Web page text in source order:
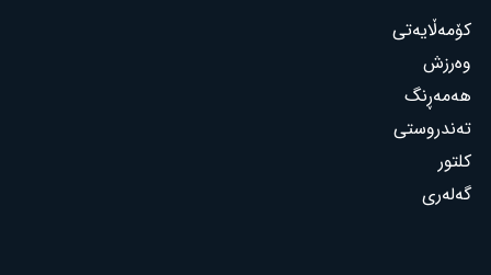
کۆمەڵایەتی
وەرزش
هەمەڕنگ
تەندروستی
کلتور
گەلەری